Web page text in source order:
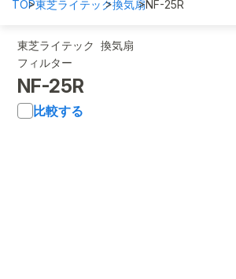
TOP東芝ライテック換気扇NF-25R
東芝ライテック 換気扇
フィルター
NF-25R
比較する